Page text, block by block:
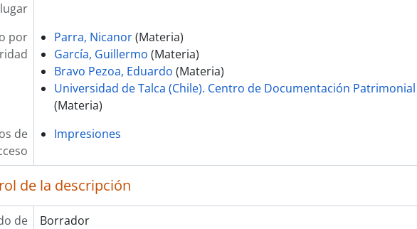
lugar
por
Parra, Nicanor(Materia)
García, Guillermo (Materia)
Bravo Pezoa, Eduardo (Materia)
Universidad de Talca (Chile). Centro de Documentación Patrimonial
(Materia)
de
Impresiones
de la descripción
de
Borrador